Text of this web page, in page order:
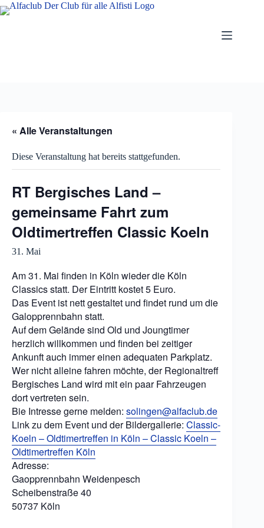
Zum
Inhalt
« Alle Veranstaltungen
Diese Veranstaltung hat bereits stattgefunden.
RT Bergisches Land –
gemeinsame Fahrt zum
Oldtimertreffen Classic Koeln
31. Mai
Am 31. Mai finden in Köln wieder die Köln
Classics statt. Der Eintritt kostet 5 Euro.
Das Event ist nett gestaltet und findet rund um die
Galopprennbahn statt.
Auf dem Gelände sind Old und Joungtimer
herzlich willkommen und finden bei zeitiger
Ankunft auch immer einen adequaten Parkplatz.
Wer nicht alleine fahren möchte, der Regionaltreff
Bergisches Land wird mit ein paar Fahrzeugen
dort vertreten sein.
Bie Intresse gerne melden: solingen@alfaclub.de
Link zu dem Event und der Bildergallerie: Classic-
Koeln – Oldtimertreffen in Köln – Classic Koeln –
Oldtimertreffen Köln
Adresse:
Gaopprennbahn Weidenpesch
Scheibenstraße 40
50737 Köln